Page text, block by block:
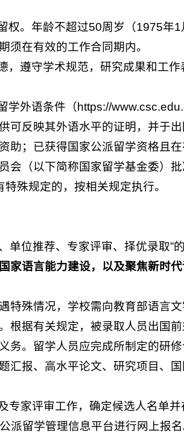
权。年龄不超过50周岁（1975
须在有效的工作合同期内。
遵守学术规范，研究成果和工作
学外语条件（https://
反映其外语水平的证明，并于
助；已获得国家公派留学资格且
会（以下简称国家留学基金委）
殊规定的，按相关规定执行。
单位推荐、专家评审、择优录取”的
语言能力建设，以及聚焦新时
特殊情况，学校需向教育部语言
根据有关规定，被录取人员出国
务。留学人员应完成所制定的研
报、高水平论文、研究项目、
专家评审工作，确定候选人名单
派留学管理信息平台进行网上报